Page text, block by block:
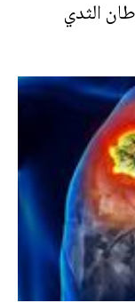
الثدي